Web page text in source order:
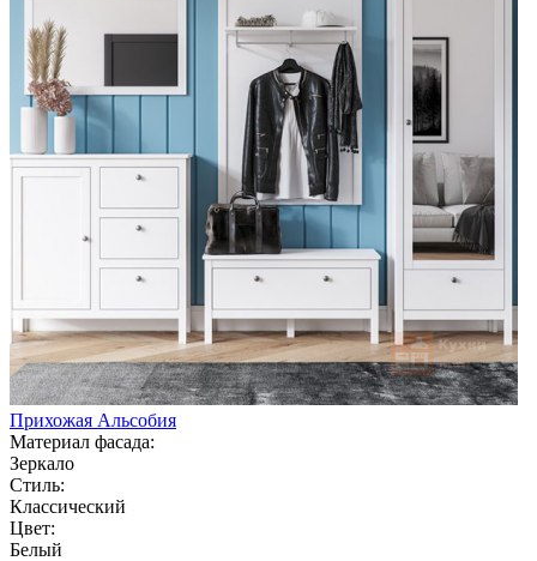
Прихожая Альсобия
Материал фасада:
Зеркало
Стиль:
Классический
Цвет:
Белый